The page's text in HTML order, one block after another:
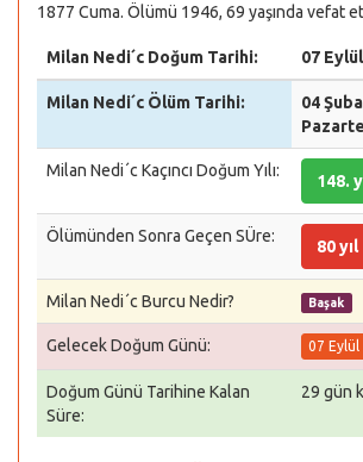
1877 Cuma. Ölümü 1946, 69 yaşında vefat
Milan Nedi´c Doğum Tarihi: 07
Milan Nedi´c Ölüm Tarihi:
04
Milan Nedi´c Kaçıncı Doğum Yılı:
148.
Ölümünden Sonra Geçen SÜre:
80 yıl
Milan Nedi´c Burcu Nedir? Başak
Gelecek Doğum Günü: 07
Doğum Günü Tarihine Kalan
Süre:
29 gün